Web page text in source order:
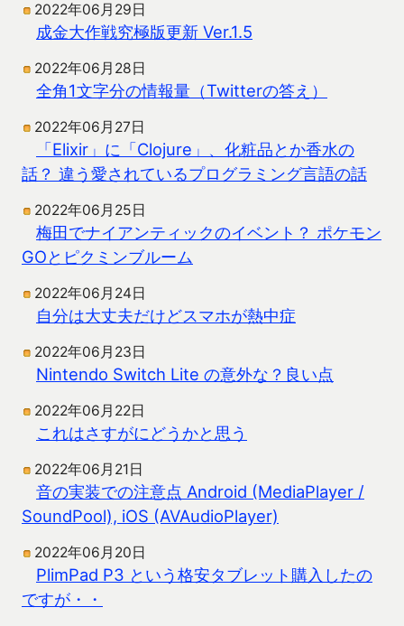
2022年06月29日
成金大作戦究極版更新 Ver.1.5
2022年06月28日
全角1文字分の情報量（Twitterの答え）
2022年06月27日
「Elixir」に「Clojure」、化粧品とか香水の
話？ 違う愛されているプログラミング言語の話
2022年06月25日
梅田でナイアンティックのイベント？ ポケモン
GOとピクミンブルーム
2022年06月24日
自分は大丈夫だけどスマホが熱中症
2022年06月23日
Nintendo Switch Lite の意外な？良い点
2022年06月22日
これはさすがにどうかと思う
2022年06月21日
音の実装での注意点 Android (MediaPlayer /
SoundPool), iOS (AVAudioPlayer)
2022年06月20日
PlimPad P3 という格安タブレット購入したの
ですが・・